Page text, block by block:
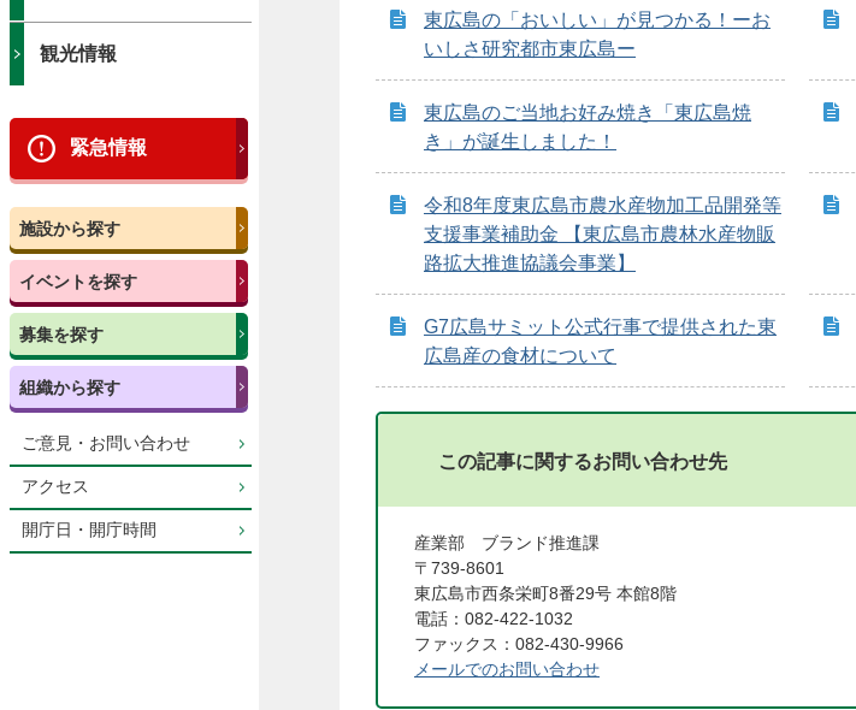
観光情報
緊急情報
施設から探す
イベントを探す
募集を探す
組織から探す
ご意見・お問い合わせ
アクセス
開庁日・開庁時間
東広島の「おいしい」が見つかる！ーお
いしさ研究都市東広島ー
東広島のご当地お好み焼き「東広島焼
き」が誕生しました！
令和8年度東広島市農水産物加工品開発等
支援事業補助金 【東広島市農林水産物販
路拡大推進協議会事業】
G7広島サミット公式行事で提供された東
広島産の食材について
この記事に関するお問い合わせ先
産業部 ブランド推進課
〒739-8601
東広島市西条栄町8番29号 本館8階
電話：082-422-1032
ファックス：082-430-9966
メールでのお問い合わせ